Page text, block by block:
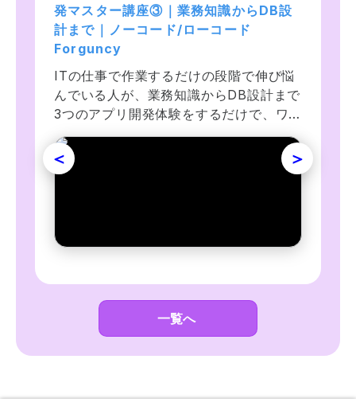
発マスター講座③｜業務知識からDB設
計まで｜ノーコード/ローコード
Forguncy
ITの仕事で作業するだけの段階で伸び悩
んでいる人が、業務知識からDB設計まで
3つのアプリ開発体験をするだけで、ワ
ンランク上の自力で稼げる人材になるた
めの勘所が自然に身につきます。決算手
続とERP企業資源計画に挑戦します！
発マスター講座①｜業務知識からDB設
計まで｜ノーコード/ローコード
Forguncy
ITの仕事で作業するだけの段階で伸び悩
んでいる人が、業務知識からDB設計まで
3つのアプリ開発体験をするだけで、ワ
ンランク上の自力で稼げる人材になるた
めの勘所が自然に身につきます。
ForguncyでMRP部品所要量展開に挑戦
発マスター講座②｜業務知識からDB設
計まで｜ノーコード/ローコード
Forguncy
ITの仕事で作業するだけの段階で伸び悩
んでいる人が、業務知識からDB設計まで
3つのアプリ開発体験をするだけで、ワ
ンランク上の自力で稼げる人材になるた
めの勘所が自然に身につきます。CRP能
力所要量展開とMRPⅡ生産資源計画に挑
一覧へ